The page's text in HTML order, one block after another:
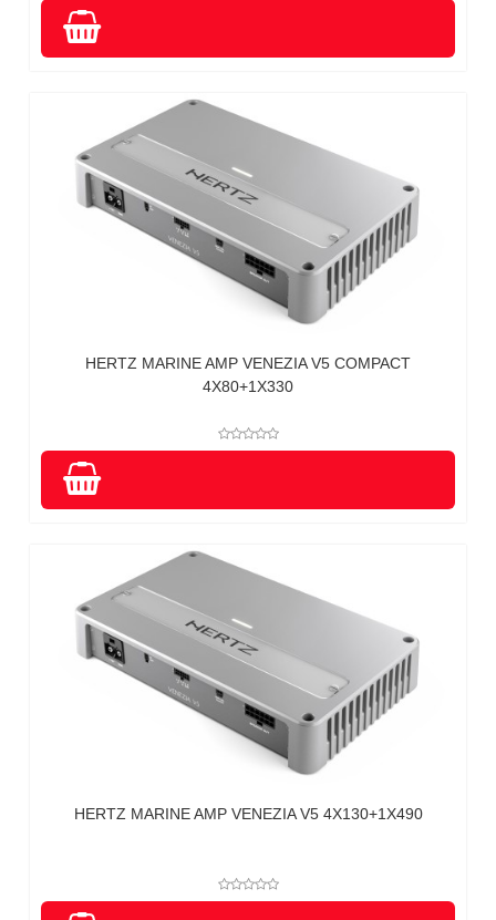
HERTZ MARINE AMP VENEZIA V5 COMPACT
4X80+1X330
HERTZ MARINE AMP VENEZIA V5 4X130+1X490